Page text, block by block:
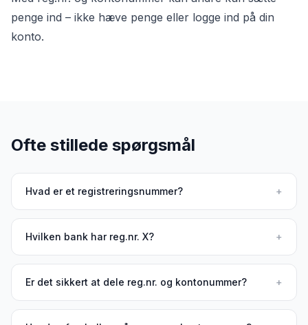
penge ind – ikke hæve penge eller logge ind på din
konto.
Ofte stillede spørgsmål
Hvad er et registreringsnummer? +
Hvilken bank har reg.nr. X? +
Er det sikkert at dele reg.nr. og kontonummer? +